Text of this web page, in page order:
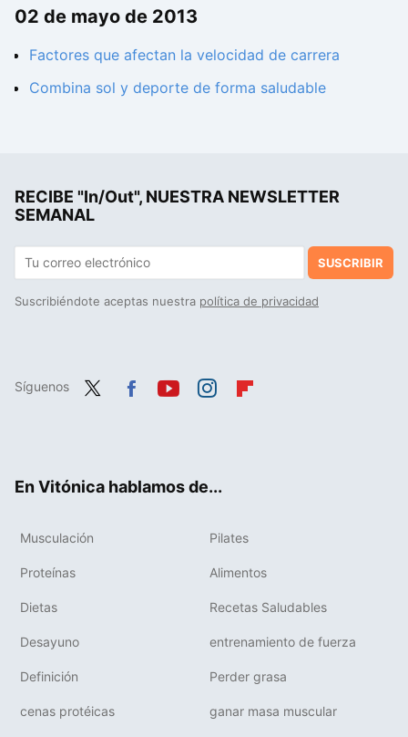
02 de mayo de 2013
Factores que afectan la velocidad de carrera
Combina sol y deporte de forma saludable
RECIBE "In/Out", NUESTRA NEWSLETTER
SEMANAL
SUSCRIBIR
Suscribiéndote aceptas nuestra política de privacidad
Síguenos
En Vitónica hablamos de...
Musculación Pilates
Proteínas Alimentos
Dietas Recetas Saludables
Desayuno entrenamiento de fuerza
Definición Perder grasa
cenas protéicas ganar masa muscular